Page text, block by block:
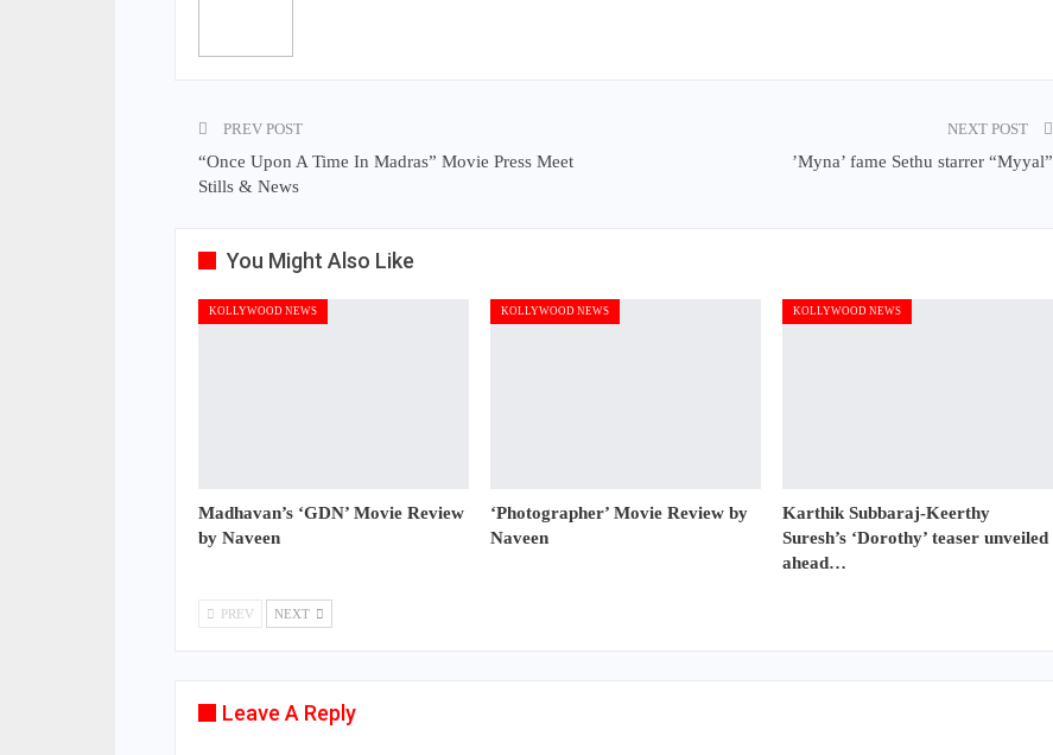
PREV POST
“Once Upon A Time In Madras” Movie Press Meet
Stills & News
NEXT POST
’Myna’ fame Sethu starrer “Myyal”
You Might Also Like
KOLLYWOOD NEWS
Madhavan’s ‘GDN’ Movie Review
by Naveen
KOLLYWOOD NEWS
‘Photographer’ Movie Review by
Naveen
KOLLYWOOD NEWS
Karthik Subbaraj-Keerthy
Suresh’s ‘Dorothy’ teaser unveiled
ahead…
PREV NEXT
Leave A Reply